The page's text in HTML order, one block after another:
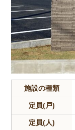
施設の種類
定員(戸)
定員(人)